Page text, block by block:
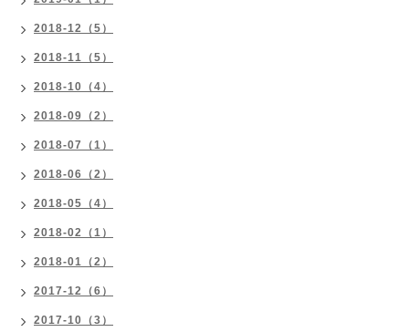
2018-12（5）
2018-11（5）
2018-10（4）
2018-09（2）
2018-07（1）
2018-06（2）
2018-05（4）
2018-02（1）
2018-01（2）
2017-12（6）
2017-10（3）